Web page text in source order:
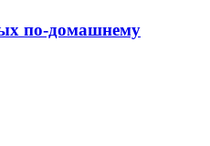
по-домашнему